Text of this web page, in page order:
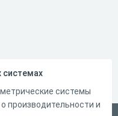
системах
системы
производительности и